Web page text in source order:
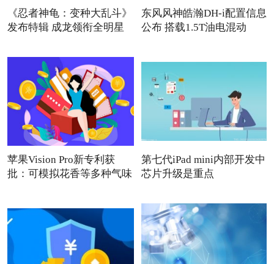
《忍者神龟：变种大乱斗》
发布特辑 成龙领衔全明星
东风风神皓瀚DH-i配置信息
公布 搭载1.5T油电混动
苹果Vision Pro新专利获
批：可模拟花香等多种气味
第七代iPad mini内部开发中
芯片升级是重点